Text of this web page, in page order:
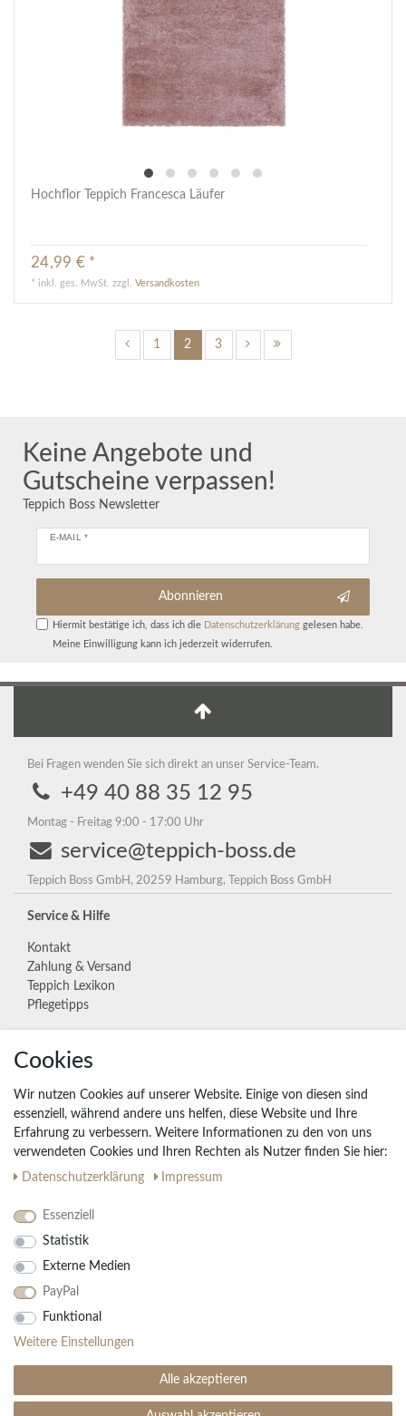
Hochflor Teppich Francesca Läufer
24,99 € *
* inkl. ges. MwSt. zzgl.Versandkosten
1 2 3
Keine Angebote und
Gutscheine verpassen!
Teppich Boss Newsletter
E-MAIL *
Abonnieren
Hiermit bestätige ich, dass ich die Daten­schutz­erklärunggelesen habe.
Meine Einwilligung kann ich jederzeit widerrufen.
Bei Fragen wenden Sie sich direkt an unser Service-Team.
+49 40 88 35 12 95
Montag - Freitag 9:00 - 17:00 Uhr
service@teppich-boss.de
Teppich Boss GmbH, 20259 Hamburg, Teppich Boss GmbH
Service & Hilfe
Kontakt
Zahlung & Versand
Teppich Lexikon
Pflegetipps
Unternehmen
Widerrufs­recht
Vertrag widerrufen
Impressum
Daten­schutz­erklärung
AGB
Ihre Vorteile
30 Tage Rückgaberecht
Große Auswahl
Einfache Auftragsverfolgung
Cookies
Wir nutzen Cookies auf unserer Website. Einige von diesen sind
essenziell, während andere uns helfen, diese Website und Ihre
Erfahrung zu verbessern. Weitere Informationen zu den von uns
verwendeten Cookies und Ihren Rechten als Nutzer finden Sie hier:
Daten­schutz­erklärung
Impressum
Essenziell
Statistik
Externe Medien
PayPal
Funktional
Weitere Einstellungen
Alle akzeptieren